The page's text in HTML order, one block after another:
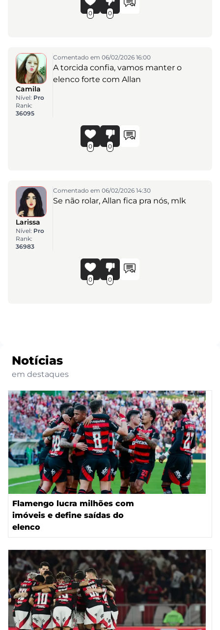
0 0
Camila
Nível: Pro
Rank:
36095
Comentado em 06/02/2026 16:00
A torcida confia, vamos manter o
elenco forte com Allan
0 0
Larissa
Nível: Pro
Rank:
36983
Comentado em 06/02/2026 14:30
Se não rolar, Allan fica pra nós, mlk
0 0
Notícias
em destaques
Flamengo lucra milhões com
imóveis e define saídas do
elenco